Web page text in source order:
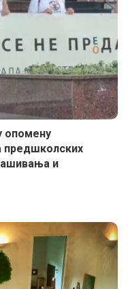
опомену
предшколских
и